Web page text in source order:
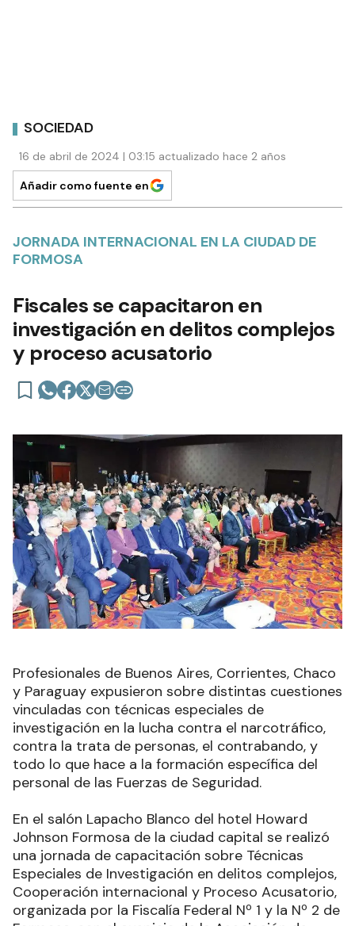
SOCIEDAD
16 de abril de 2024 | 03:15 actualizado hace 2 años
Añadir como fuente en
JORNADA INTERNACIONAL EN LA CIUDAD DE
FORMOSA
Fiscales se capacitaron en
investigación en delitos complejos
y proceso acusatorio
Profesionales de Buenos Aires, Corrientes, Chaco
y Paraguay expusieron sobre distintas cuestiones
vinculadas con técnicas especiales de
investigación en la lucha contra el narcotráfico,
contra la trata de personas, el contrabando, y
todo lo que hace a la formación específica del
personal de las Fuerzas de Seguridad.
En el salón Lapacho Blanco del hotel Howard
Johnson Formosa de la ciudad capital se realizó
una jornada de capacitación sobre Técnicas
Especiales de Investigación en delitos complejos,
Cooperación internacional y Proceso Acusatorio,
organizada por la Fiscalía Federal Nº 1 y la Nº 2 de